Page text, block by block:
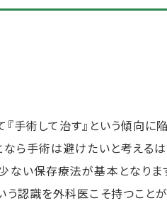
術して治す』という傾向に陥
ら手術は避けたいと考えるは
い保存療法が基本となりま
認識を外科医こそ持つことが